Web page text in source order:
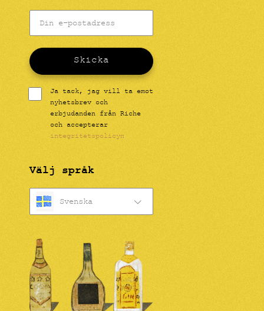
Skicka
Ja tack, jag vill ta emot
nyhetsbrev och
erbjudanden från Riche
och accepterar
integritetspolicyn
Välj språk
Svenska